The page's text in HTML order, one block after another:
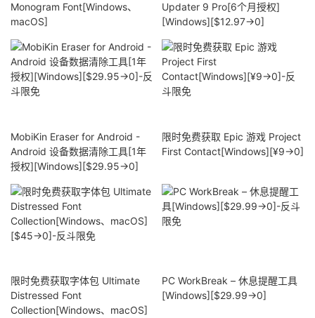
Monogram Font[Windows、
macOS]
Updater 9 Pro[6个月授权]
[Windows][$12.97→0]
MobiKin Eraser for Android -
Android 设备数据清除工具[1年
授权][Windows][$29.95→0]
限时免费获取 Epic 游戏 Project
First Contact[Windows][¥9→0]
限时免费获取字体包 Ultimate
Distressed Font
Collection[Windows、macOS]
PC WorkBreak – 休息提醒工具
[Windows][$29.99→0]